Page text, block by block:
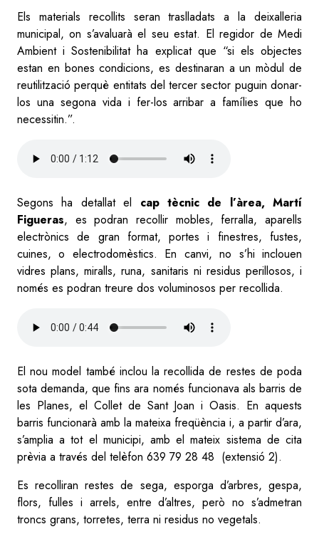
Els materials recollits seran traslladats a la deixalleria
municipal, on s’avaluarà el seu estat. El regidor de Medi
Ambient i Sostenibilitat ha explicat que “si els objectes
estan en bones condicions, es destinaran a un mòdul de
reutilització perquè entitats del tercer sector puguin donar-
los una segona vida i fer-los arribar a famílies que ho
necessitin.”.
Segons ha detallat el cap tècnic de l’àrea, Martí
Figueras, es podran recollir mobles, ferralla, aparells
electrònics de gran format, portes i finestres, fustes,
cuines, o electrodomèstics. En canvi, no s’hi inclouen
vidres plans, miralls, runa, sanitaris ni residus perillosos, i
només es podran treure dos voluminosos per recollida.
El nou model també inclou la recollida de restes de poda
sota demanda, que fins ara només funcionava als barris de
les Planes, el Collet de Sant Joan i Oasis. En aquests
barris funcionarà amb la mateixa freqüència i, a partir d’ara,
s’amplia a tot el municipi, amb el mateix sistema de cita
prèvia a través del telèfon 639 79 28 48 (extensió 2).
Es recolliran restes de sega, esporga d’arbres, gespa,
flors, fulles i arrels, entre d’altres, però no s’admetran
troncs grans, torretes, terra ni residus no vegetals.